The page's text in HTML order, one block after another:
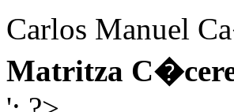
Carlos Manuel
Matritza